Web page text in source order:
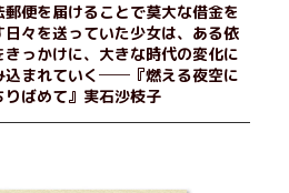
郵便を届けることで莫大な借金を
日々を送っていた少女は、ある依
きっかけに、大きな時代の変化に
込まれていく──『燃える夜空に
りばめて』実石沙枝子